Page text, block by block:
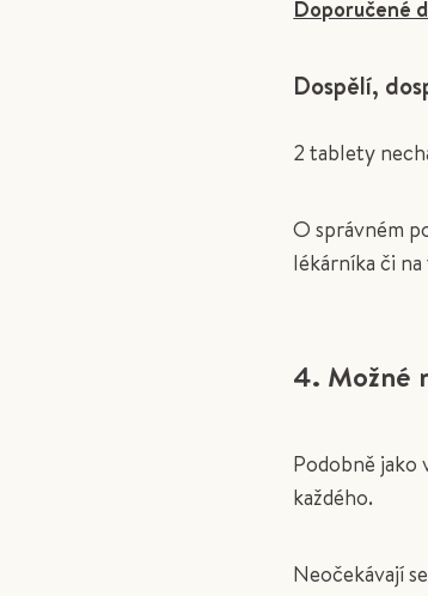
Doporučené
Dospělí,
2 tablety
O správném
lékárníka či
4. Možné
Podobně jako
každého.
Neočekávají